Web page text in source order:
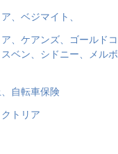
、ベジマイト、
、ケアンズ、ゴールドコ
ベン、シドニー、メルボ
自転車保険
トリア